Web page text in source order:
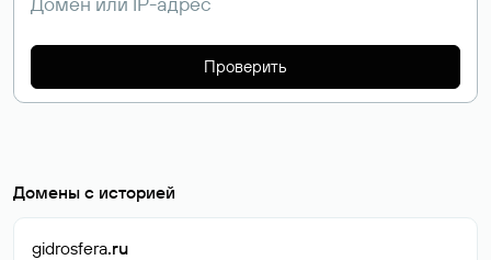
Проверить
Домены с историей
gidrosfera.ru